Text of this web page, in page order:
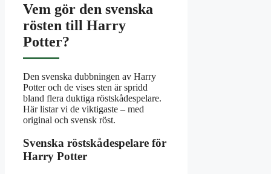
Vem gör den svenska
rösten till Harry
Potter?
Den svenska dubbningen av Harry
Potter och de vises sten är spridd
bland flera duktiga röstskådespelare.
Här listar vi de viktigaste – med
original och svensk röst.
Svenska röstskådespelare för
Harry Potter